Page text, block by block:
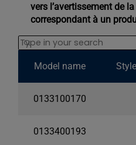
vers l’avertissement de
correspondant à un
Search
Model name
0133100170
0133400193